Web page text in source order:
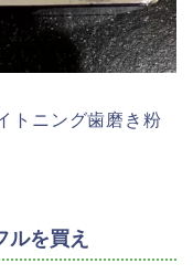
トニング歯磨き粉
を買え